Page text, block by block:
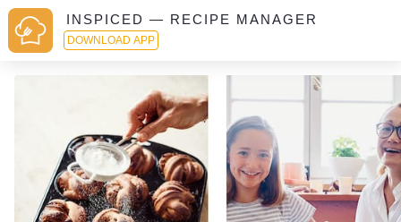
INSPICED — RECIPE MANAGER
DOWNLOAD APP